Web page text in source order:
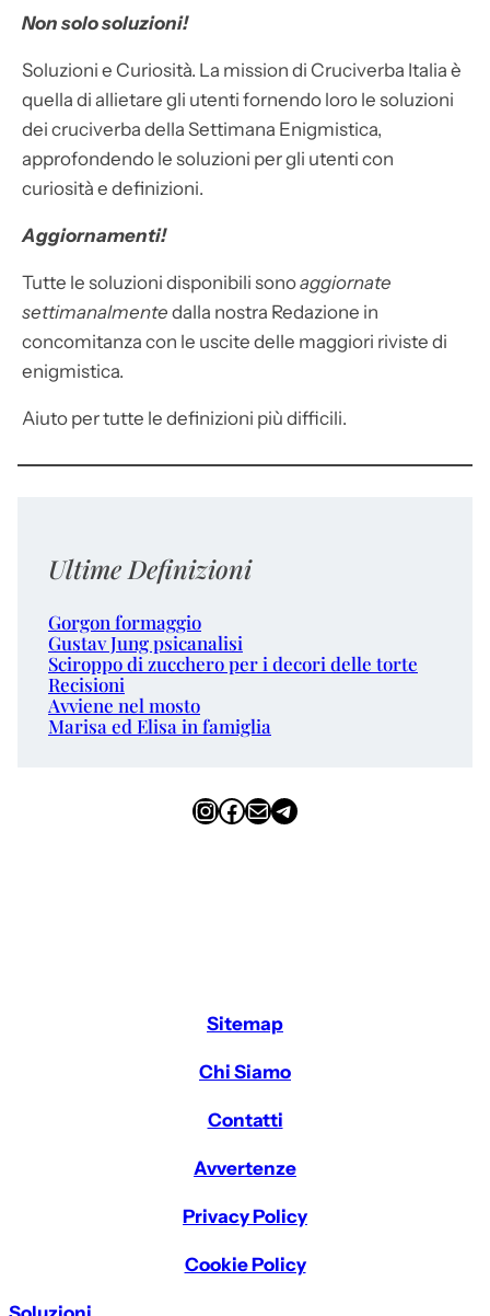
Non solo soluzioni!
Soluzioni e Curiosità. La mission di Cruciverba Italia è
quella di allietare gli utenti fornendo loro le soluzioni
dei cruciverba della Settimana Enigmistica,
approfondendo le soluzioni per gli utenti con
curiosità e definizioni.
Aggiornamenti!
Tutte le soluzioni disponibili sonoaggiornate
settimanalmente dalla nostra Redazione in
concomitanza con le uscite delle maggiori riviste di
enigmistica.
Aiuto per tutte le definizioni più difficili.
Ultime Definizioni
Gorgon formaggio
Gustav Jung psicanalisi
Sciroppo di zucchero per i decori delle torte
Recisioni
Avviene nel mosto
Marisa ed Elisa in famiglia
InstagramFacebook Email Telegram
Sitemap
Chi Siamo
Contatti
Avvertenze
Privacy Policy
Cookie Policy